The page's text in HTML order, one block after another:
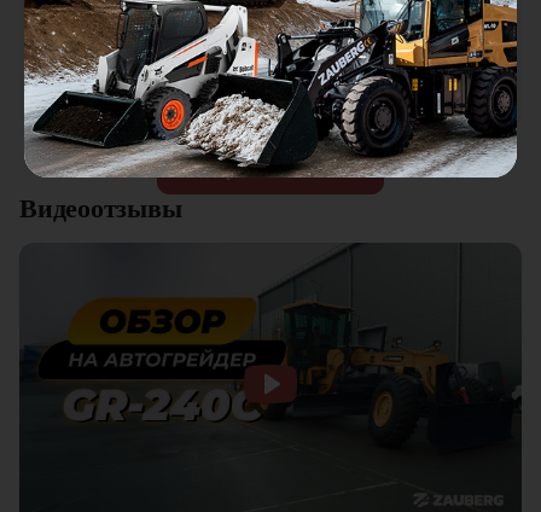
Смотреть все отзывы
Мини погрузчик в работе понравился, хорошая
универсальная техника. Отличное соотношение цены и
качества. Отдельный плюс это внимательное отношение к
клиентам.
Видеоотзывы